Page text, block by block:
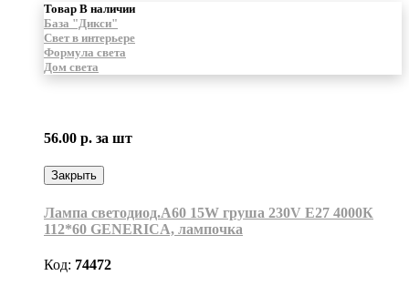
Товар В наличии
База "Дикси"
Свет в интерьере
Формула света
Дом света
56.00 р. за шт
Закрыть
Лампа светодиод.А60 15W груша 230V E27 4000К
112*60 GENERICA, лампочка
Код: 74472